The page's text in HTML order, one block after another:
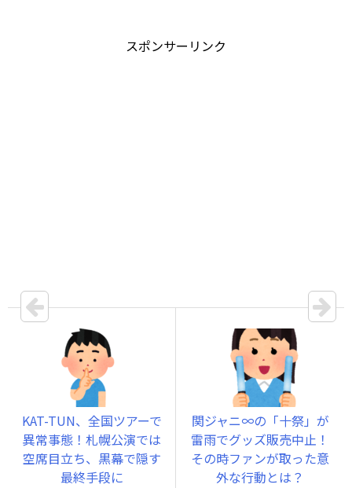
スポンサーリンク
KAT-TUN、全国ツアーで
異常事態！札幌公演では
空席目立ち、黒幕で隠す
最終手段に
関ジャニ∞の「十祭」が
雷雨でグッズ販売中止！
その時ファンが取った意
外な行動とは？